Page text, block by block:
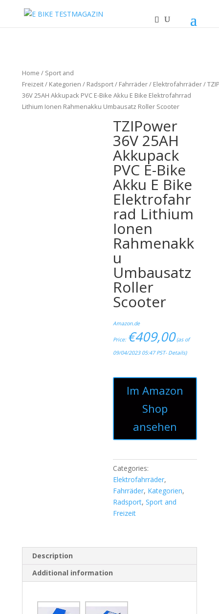
Home / Sport and
Freizeit/ Kategorien / Radsport/ Fahrräder/ Elektrofahrräder/
36V 25AH Akkupack PVC E-Bike Akku E Bike Elektrofahrrad
Lithium Ionen Rahmenakku Umbausatz Roller Scooter
TZIPower
36V 25AH
Akkupack
PVC E-Bike
Akku E Bike
Elektrofahr
rad Lithium
Ionen
Rahmenakk
u
Umbausatz
Roller
Scooter
Amazon.de
Price: €409,00(as of
09/04/2023 05:47 PST- Details)
Im Amazon
Shop
ansehen
Categories:
Elektrofahrräder,
Fahrräder, Kategorien,
Radsport,Sport and
Freizeit
Description
Additional information